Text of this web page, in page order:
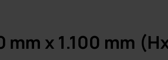
x 1.100 mm